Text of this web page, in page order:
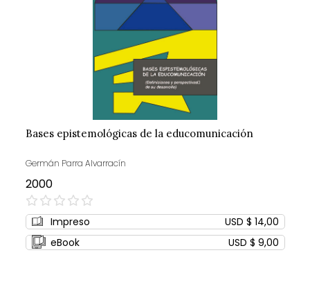
Bases epistemológicas de la educomunicación
Germán Parra Alvarracín
2000
0%
Impreso
USD $ 14,00
eBook
USD $ 9,00